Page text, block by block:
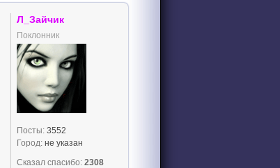
Л_Зайчик
Поклонник
Посты: 3552
Город: не указан
Сказал спасибо: 2308